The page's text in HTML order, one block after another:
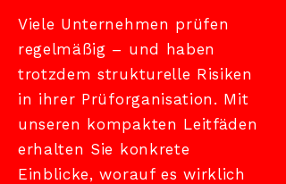
Viele Unternehmen prüfen
regelmäßig – und haben
trotzdem strukturelle Risiken
in ihrer Prüforganisation. Mit
unseren kompakten Leitfäden
erhalten Sie konkrete
Einblicke, worauf es wirklich